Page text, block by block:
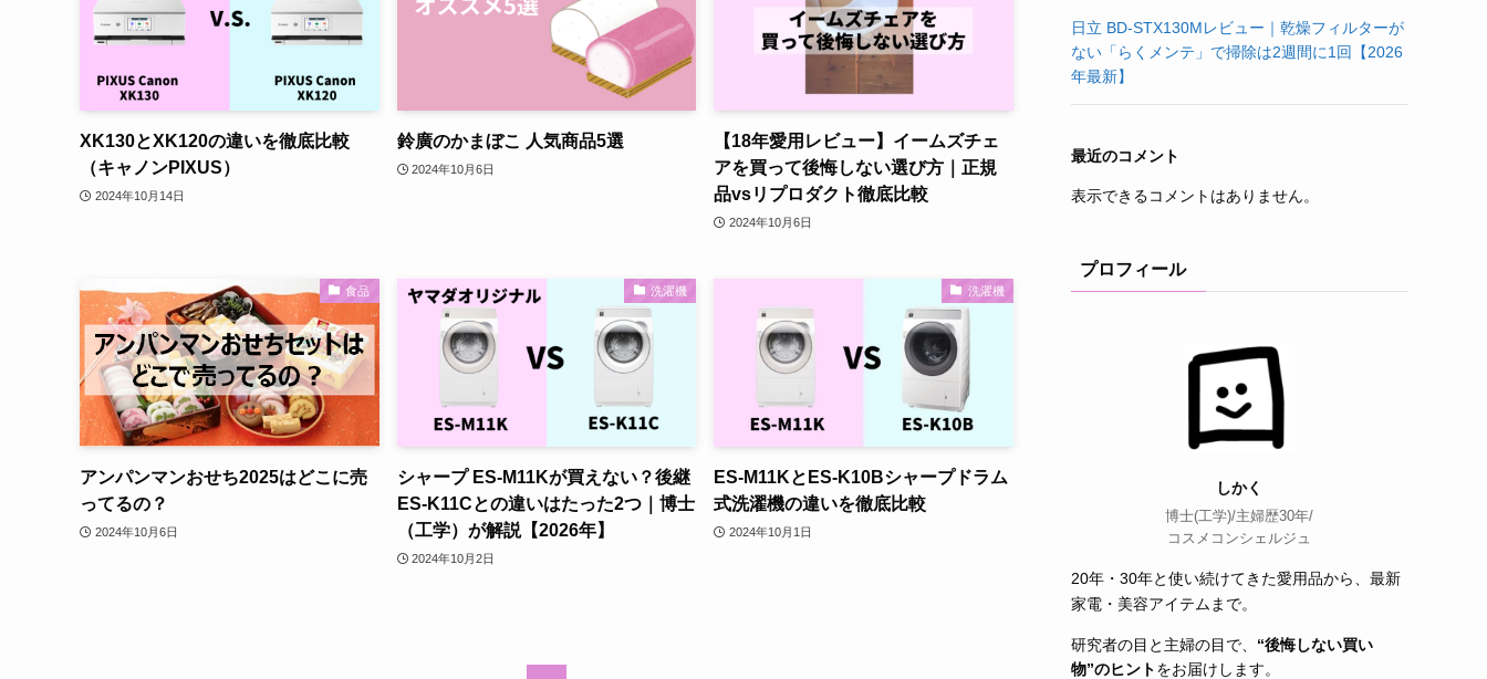
XK130とXK120の違いを徹底比較
（キャノンPIXUS）
2024年10月14日
鈴廣のかまぼこ 人気商品5選
2024年10月6日
【18年愛用レビュー】イームズチェ
アを買って後悔しない選び方｜正規
品vsリプロダクト徹底比較
2024年10月6日
食品
アンパンマンおせち2025はどこに売
ってるの？
2024年10月6日
洗濯機
シャープ ES-M11Kが買えない？後継
ES-K11Cとの違いはたった2つ｜博士
（工学）が解説【2026年】
2024年10月2日
洗濯機
ES-M11KとES-K10Bシャープドラム
式洗濯機の違いを徹底比較
2024年10月1日
日立 BD-STX130Mレビュー｜乾燥フィルターが
ない「らくメンテ」で掃除は2週間に1回【2026
年最新】
最近のコメント
表示できるコメントはありません。
プロフィール
しかく
博士(工学)/主婦歴30年/
コスメコンシェルジュ
20年・30年と使い続けてきた愛用品から、最新
家電・美容アイテムまで。
研究者の目と主婦の目で、 “後悔しない買い
物”のヒントをお届けします。